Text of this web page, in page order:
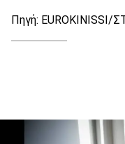
Πηγή: EUROKINISSI/